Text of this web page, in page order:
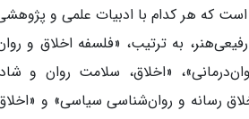
که هر کدام با ادبیات علمی و
به ترتیب، «فلسفه اخلاق و
«اخلاق، سلامت روان و
رسانه و روان‌شناسی سیاسی» و